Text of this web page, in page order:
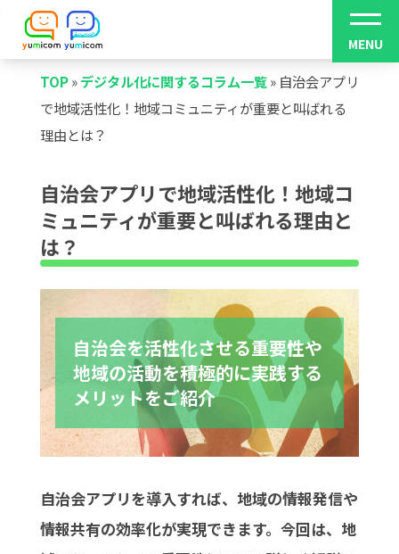
TOP»デジタル化に関するコラム一覧» 自治会アプリ
で地域活性化！地域コミュニティが重要と叫ばれる
理由とは？
自治会アプリで地域活性化！地域コ
ミュニティが重要と叫ばれる理由と
は？
自治会を活性化させる重要性や
地域の活動を積極的に実践する
メリットをご紹介
自治会アプリを導入すれば、地域の情報発信や
情報共有の効率化が実現できます。今回は、地